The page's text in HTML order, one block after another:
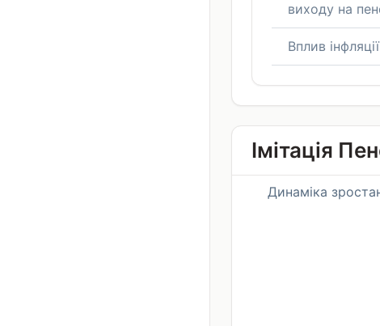
виходу на
Вплив інфляції
Імітація
Динаміка